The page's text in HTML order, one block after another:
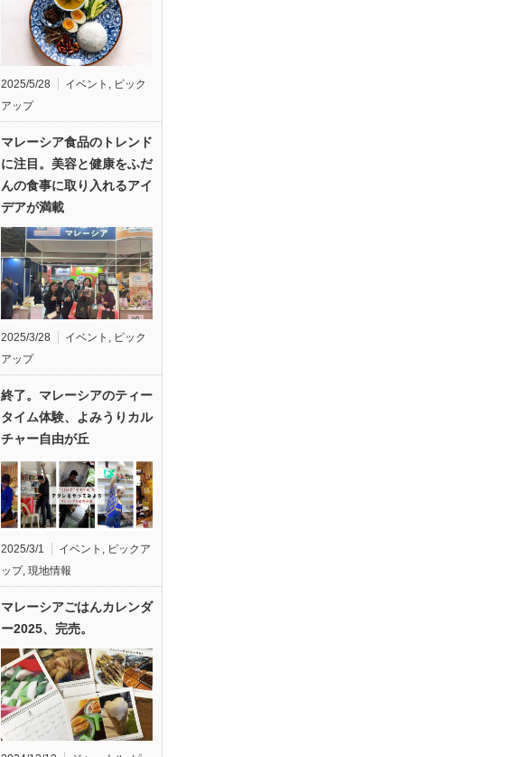
2025/5/28 イベント , ピック
アップ
マレーシア食品のトレンド
に注目。美容と健康をふだ
んの食事に取り入れるアイ
デアが満載
2025/3/28 イベント
ピック
アップ
終了。マレーシアのティー
タイム体験、よみうりカル
チャー自由が丘
2025/3/1 イベント , ピックア
ップ, 現地情報
マレーシアごはんカレンダ
ー2025、完売。